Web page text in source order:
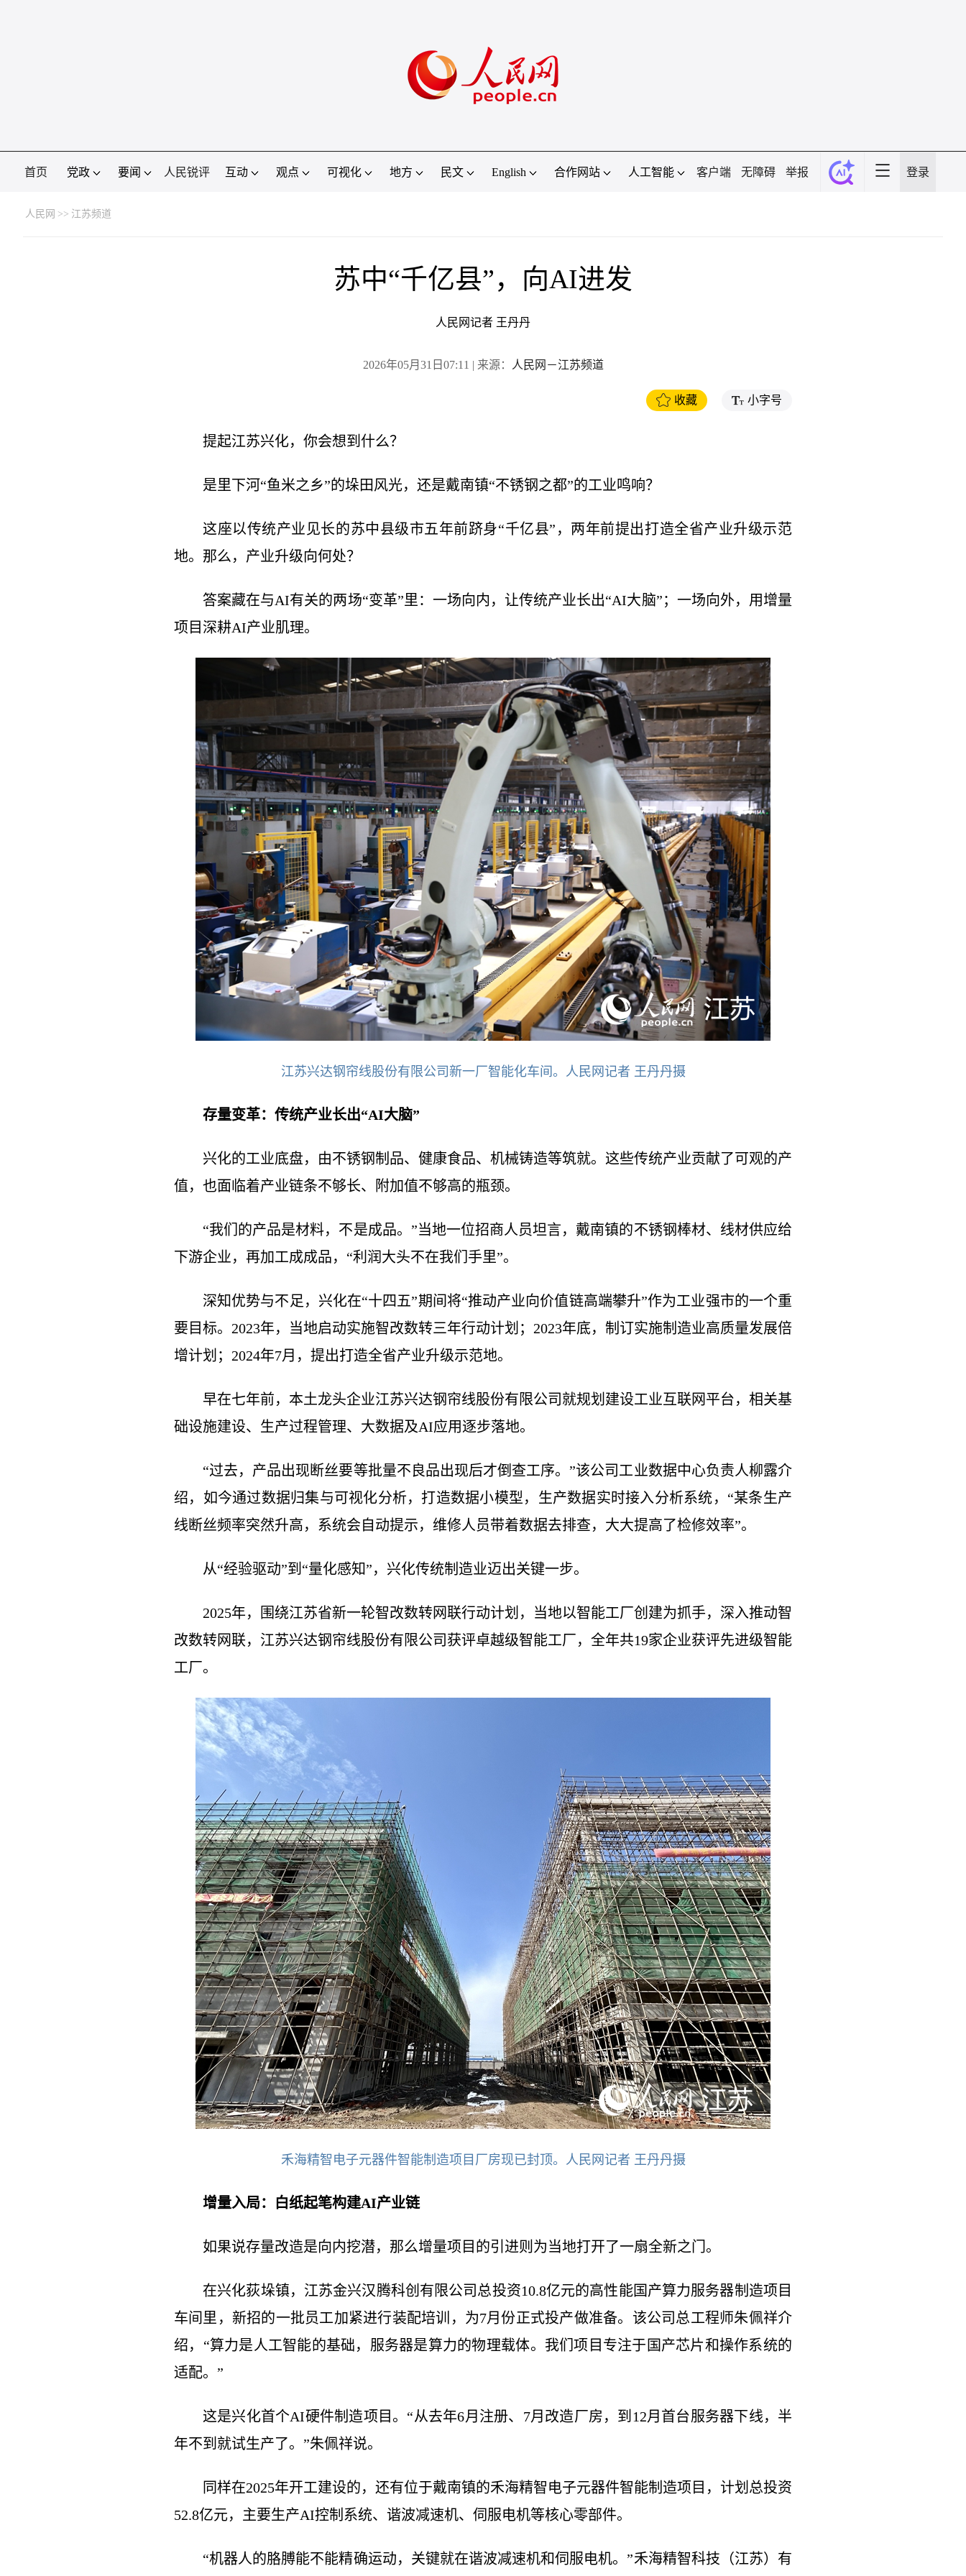
首页 党政 要闻 人民锐评 互动 观点 可视化 地方 民文 English 合作网站 人工智能 客户端 无障碍 举报 登录
人民网 >> 江苏频道
苏中“千亿县”，向AI进发
人民网记者 王丹丹
2026年05月31日07:11 | 来源： 人民网－江苏频道
收藏 小字号
提起江苏兴化，你会想到什么？
是里下河“鱼米之乡”的垛田风光，还是戴南镇“不锈钢之都”的工业鸣响？
这座以传统产业见长的苏中县级市五年前跻身“千亿县”，两年前提出打造全省产业升级示范
地。那么，产业升级向何处？
答案藏在与AI有关的两场“变革”里：一场向内，让传统产业长出“AI大脑”；一场向外，用增量
项目深耕AI产业肌理。
江苏兴达钢帘线股份有限公司新一厂智能化车间。人民网记者 王丹丹摄
存量变革：传统产业长出“AI大脑”
兴化的工业底盘，由不锈钢制品、健康食品、机械铸造等筑就。这些传统产业贡献了可观的产
值，也面临着产业链条不够长、附加值不够高的瓶颈。
“我们的产品是材料，不是成品。”当地一位招商人员坦言，戴南镇的不锈钢棒材、线材供应给
下游企业，再加工成成品，“利润大头不在我们手里”。
深知优势与不足，兴化在“十四五”期间将“推动产业向价值链高端攀升”作为工业强市的一个重
要目标。2023年，当地启动实施智改数转三年行动计划；2023年底，制订实施制造业高质量发展倍
增计划；2024年7月，提出打造全省产业升级示范地。
早在七年前，本土龙头企业江苏兴达钢帘线股份有限公司就规划建设工业互联网平台，相关基
础设施建设、生产过程管理、大数据及AI应用逐步落地。
“过去，产品出现断丝要等批量不良品出现后才倒查工序。”该公司工业数据中心负责人柳露介
绍，如今通过数据归集与可视化分析，打造数据小模型，生产数据实时接入分析系统，“某条生产
线断丝频率突然升高，系统会自动提示，维修人员带着数据去排查，大大提高了检修效率”。
从“经验驱动”到“量化感知”，兴化传统制造业迈出关键一步。
2025年，围绕江苏省新一轮智改数转网联行动计划，当地以智能工厂创建为抓手，深入推动智
改数转网联，江苏兴达钢帘线股份有限公司获评卓越级智能工厂，全年共19家企业获评先进级智能
工厂。
禾海精智电子元器件智能制造项目厂房现已封顶。人民网记者 王丹丹摄
增量入局：白纸起笔构建AI产业链
如果说存量改造是向内挖潜，那么增量项目的引进则为当地打开了一扇全新之门。
在兴化荻垛镇，江苏金兴汉腾科创有限公司总投资10.8亿元的高性能国产算力服务器制造项目
车间里，新招的一批员工加紧进行装配培训，为7月份正式投产做准备。该公司总工程师朱佩祥介
绍，“算力是人工智能的基础，服务器是算力的物理载体。我们项目专注于国产芯片和操作系统的
适配。”
这是兴化首个AI硬件制造项目。“从去年6月注册、7月改造厂房，到12月首台服务器下线，半
年不到就试生产了。”朱佩祥说。
同样在2025年开工建设的，还有位于戴南镇的禾海精智电子元器件智能制造项目，计划总投资
52.8亿元，主要生产AI控制系统、谐波减速机、伺服电机等核心零部件。
“机器人的胳膊能不能精确运动，关键就在谐波减速机和伺服电机。”禾海精智科技（江苏）有